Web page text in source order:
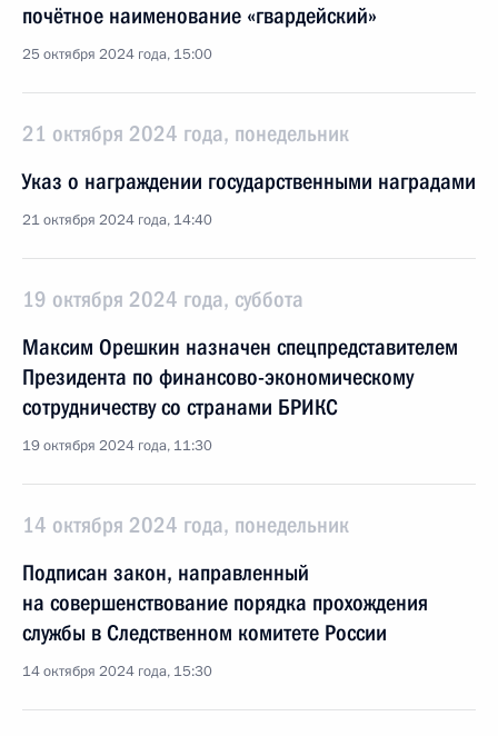
почётное наименование «гвардейский»
25 октября 2024 года, 15:00
21 октября 2024 года, понедельник
Указ о награждении государственными наградами
21 октября 2024 года, 14:40
19 октября 2024 года, суббота
Максим Орешкин назначен спецпредставителем
Президента по финансово-экономическому
сотрудничеству со странами БРИКС
19 октября 2024 года, 11:30
14 октября 2024 года, понедельник
Подписан закон, направленный
на совершенствование порядка прохождения
службы в Следственном комитете России
14 октября 2024 года, 15:30